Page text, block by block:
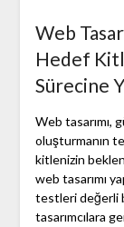
Web
Hedef
Sürecine
Web tasarımı,
oluşturmanın
kitlenizin
web tasarımı
testleri değerli
tasarımcılara